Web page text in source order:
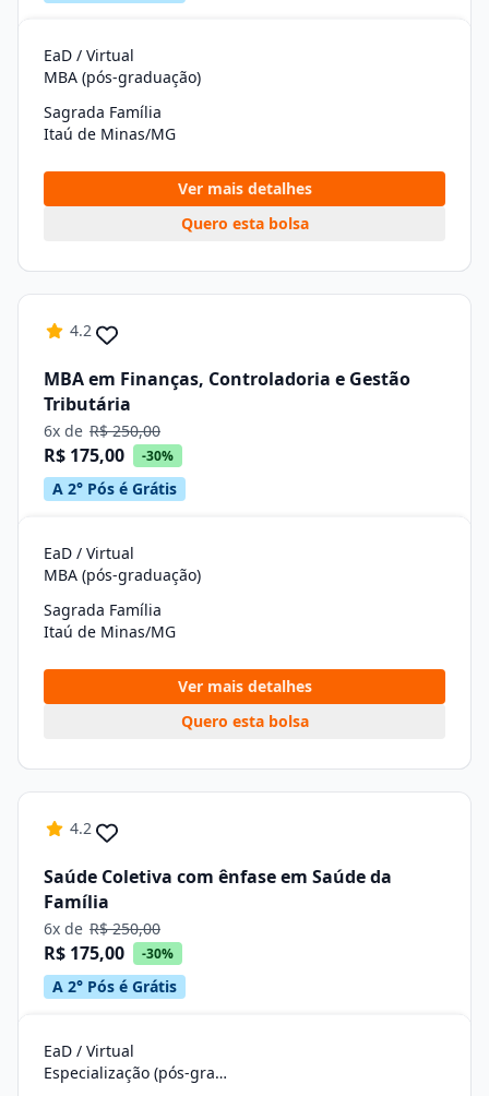
EaD / Virtual
MBA (pós-graduação)
Sagrada Família
Itaú de Minas/MG
Ver mais detalhes
Quero esta bolsa
4.2
MBA em Finanças, Controladoria e Gestão
Tributária
6x de R$ 250,00
R$ 175,00 -30%
A 2° Pós é Grátis
EaD / Virtual
MBA (pós-graduação)
Sagrada Família
Itaú de Minas/MG
Ver mais detalhes
Quero esta bolsa
4.2
Saúde Coletiva com ênfase em Saúde da
Família
6x de R$ 250,00
R$ 175,00 -30%
A 2° Pós é Grátis
EaD / Virtual
Especialização (pós-graduação)